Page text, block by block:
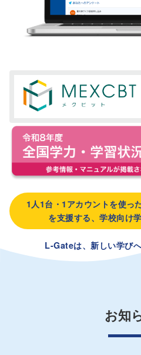
1人1台・1アカウントを使っ
を支援する、学校向け
L-Gateは、新しい学び
お知